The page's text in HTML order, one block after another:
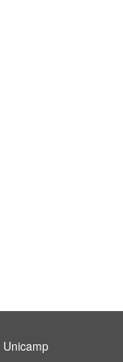
Unicamp